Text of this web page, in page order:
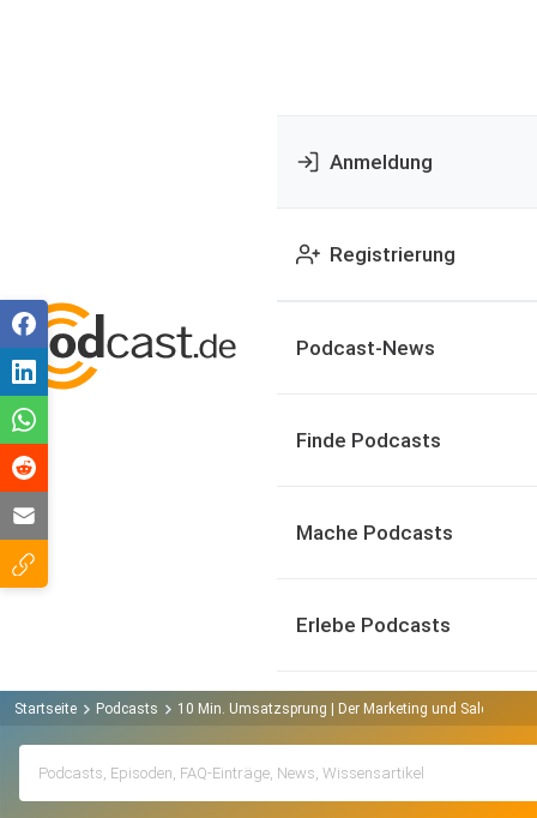
Anmeldung
Registrierung
Podcast-News
Finde Podcasts
Mache Podcasts
Erlebe Podcasts
Startseite Podcasts 10 Min. Umsatzsprung | Der Marketing und Sales